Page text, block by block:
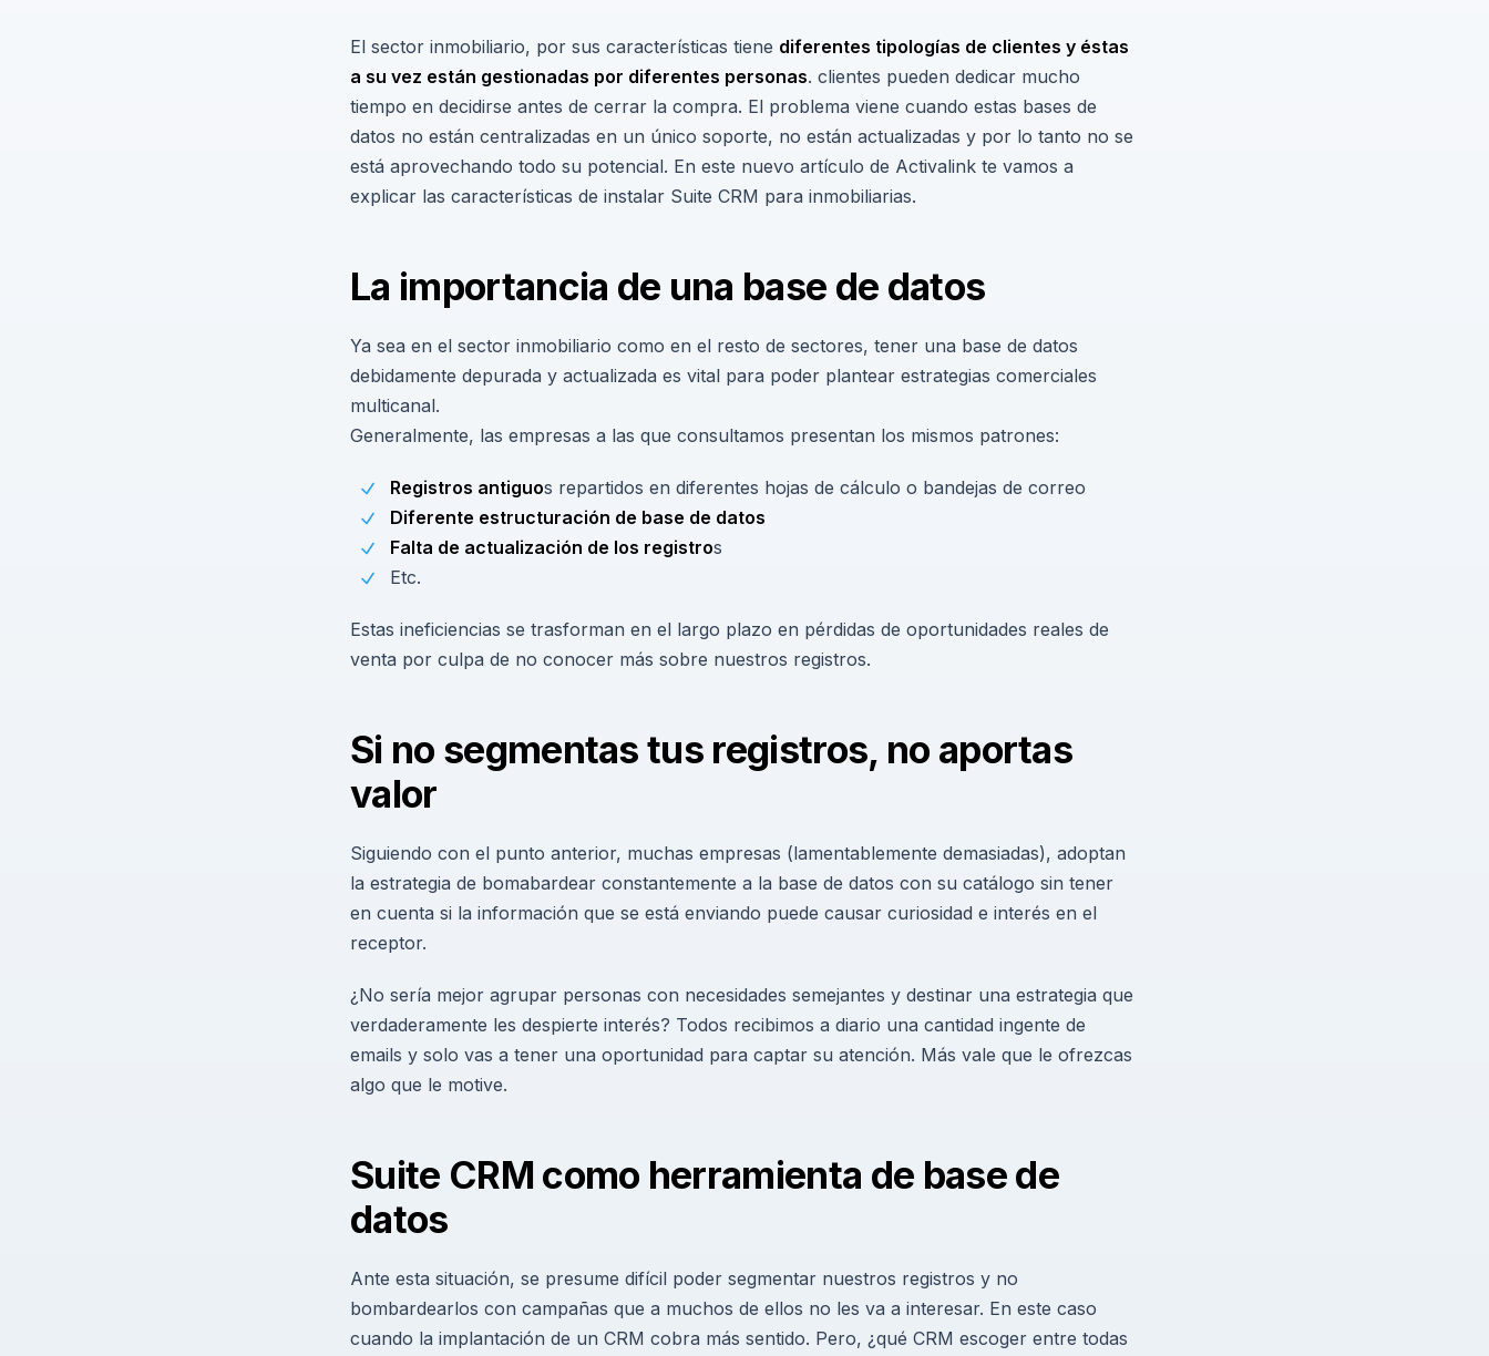
El sector inmobiliario, por sus características tiene diferentes tipologías de clientes y éstas
a su vez están gestionadas por diferentes personas. clientes pueden dedicar mucho
tiempo en decidirse antes de cerrar la compra. El problema viene cuando estas bases de
datos no están centralizadas en un único soporte, no están actualizadas y por lo tanto no se
está aprovechando todo su potencial. En este nuevo artículo de Activalink te vamos a
explicar las características de instalar Suite CRM para inmobiliarias.
La importancia de una base de datos
Ya sea en el sector inmobiliario como en el resto de sectores, tener una base de datos
debidamente depurada y actualizada es vital para poder plantear estrategias comerciales
multicanal.
Generalmente, las empresas a las que consultamos presentan los mismos patrones:
Registros antiguos repartidos en diferentes hojas de cálculo o bandejas de correo
Diferente estructuración de base de datos
Falta de actualización de los registros
Etc.
Estas ineficiencias se trasforman en el largo plazo en pérdidas de oportunidades reales de
venta por culpa de no conocer más sobre nuestros registros.
Si no segmentas tus registros, no aportas
valor
Siguiendo con el punto anterior, muchas empresas (lamentablemente demasiadas), adoptan
la estrategia de bomabardear constantemente a la base de datos con su catálogo sin tener
en cuenta si la información que se está enviando puede causar curiosidad e interés en el
receptor.
¿No sería mejor agrupar personas con necesidades semejantes y destinar una estrategia que
verdaderamente les despierte interés? Todos recibimos a diario una cantidad ingente de
emails y solo vas a tener una oportunidad para captar su atención. Más vale que le ofrezcas
algo que le motive.
Suite CRM como herramienta de base de
datos
Ante esta situación, se presume difícil poder segmentar nuestros registros y no
bombardearlos con campañas que a muchos de ellos no les va a interesar. En este caso
cuando la implantación de un CRM cobra más sentido. Pero, ¿qué CRM escoger entre todas